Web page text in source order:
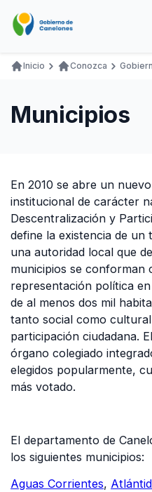
contenido
Navegación
principal
Buscar
Ingresar
Llamados Laborales
Teléfonos
de
navegación
Inicio Conozca
Municipios
En 2010 se abre un
institucional de carácter
Descentralización y
define la existencia de
una autoridad local que
municipios se conforman
representación política
de al menos dos mil
tanto social como
participación ciudadana.
órgano colegiado
elegidos popularmente,
más votado.
El departamento de
los siguientes municipios:
Aguas Corrientes,